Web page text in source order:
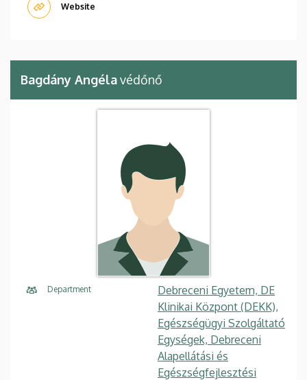
Website
Bagdány Angélavédőnő
Department
Debreceni Egyetem, DE
Klinikai Központ (DEKK),
Egészségügyi Szolgáltató
Egységek, Debreceni
Alapellátási és
Egészségfejlesztési